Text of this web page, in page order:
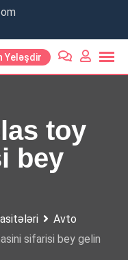
Yeləşdir
toy
bey
Avto
sifarisi bey gelin